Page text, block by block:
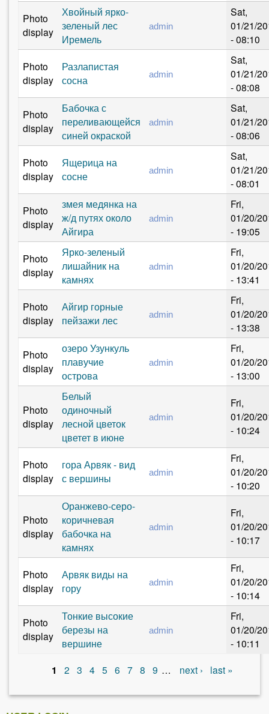
Photo
display
Хвойный ярко-
зеленый лес
Иремель
admin
Sat,
01/21/
- 08:10
Photo
display
Разлапистая
сосна
admin
Sat,
01/21/
- 08:08
Photo
display
Бабочка с
переливающейся
синей окраской
admin
Sat,
01/21/
- 08:06
Photo
display
Ящерица на
сосне
admin
Sat,
01/21/
- 08:01
Photo
display
змея медянка на
ж/д путях около
Айгира
admin
Fri,
01/20/
- 19:05
Photo
display
Ярко-зеленый
лишайник на
камнях
admin
Fri,
01/20/
- 13:41
Photo
display
Айгир горные
пейзажи лес
admin
Fri,
01/20/
- 13:38
Photo
display
озеро Узункуль
плавучие
острова
admin
Fri,
01/20/
- 13:00
Photo
display
Белый
одиночный
лесной цветок
цветет в июне
admin
Fri,
01/20/
- 10:24
Photo
display
гора Арвяк - вид
с вершины
admin
Fri,
01/20/
- 10:20
Photo
display
Оранжево-серо-
коричневая
бабочка на
камнях
admin
Fri,
01/20/
- 10:17
Photo
display
Арвяк виды на
гору
admin
Fri,
01/20/
- 10:14
Photo
display
Тонкие высокие
березы на
вершине
admin
Fri,
01/20/
- 10:11
a
1 2 3 4 5 6 7 8 9 … next › last »